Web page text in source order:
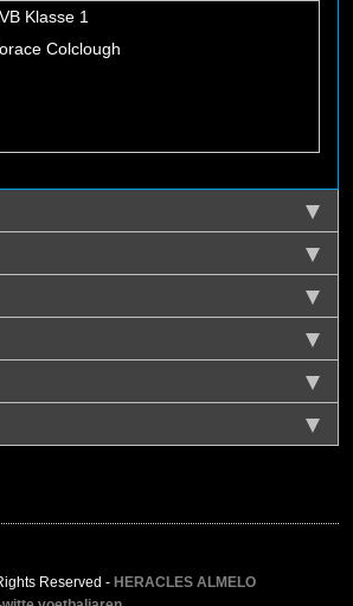
Klasse 1
Colclough
Reserved - HERACLES ALMELO